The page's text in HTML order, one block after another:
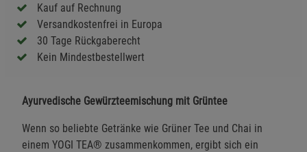
Kauf auf Rechnung
Versandkostenfrei in Europa
30 Tage Rückgaberecht
Kein Mindestbestellwert
Ayurvedische Gewürzteemischung mit Grüntee
Wenn so beliebte Getränke wie Grüner Tee und Chai in
einem YOGI TEA® zusammenkommen, ergibt sich ein